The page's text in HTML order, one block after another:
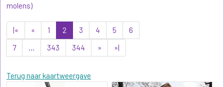
molens)
|« « 1 2 3 4 5
6
7
... 343 344 » »|
Terug naar kaartweergave